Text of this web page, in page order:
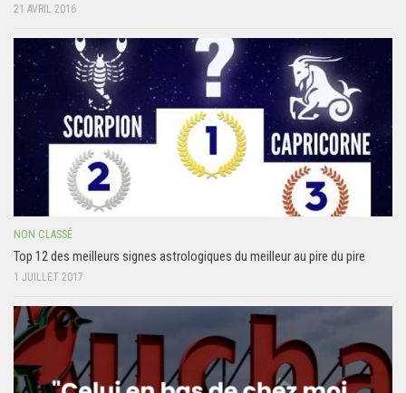
21 AVRIL 2016
NON CLASSÉ
Top 12 des meilleurs signes astrologiques du meilleur au pire du pire
1 JUILLET 2017